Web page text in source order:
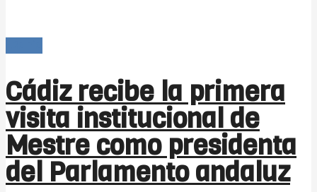
Cádiz recibe la primera
visita institucional de
Mestre como presidenta
del Parlamento andaluz